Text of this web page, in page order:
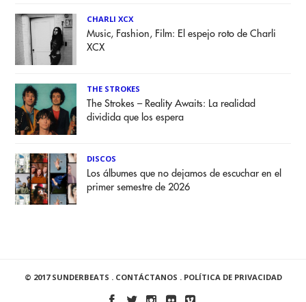
CHARLI XCX
Music, Fashion, Film: El espejo roto de Charli
XCX
THE STROKES
The Strokes – Reality Awaits: La realidad
dividida que los espera
DISCOS
Los álbumes que no dejamos de escuchar en el
primer semestre de 2026
© 2017 SUNDERBEATS . CONTÁCTANOS . POLÍTICA DE PRIVACIDAD